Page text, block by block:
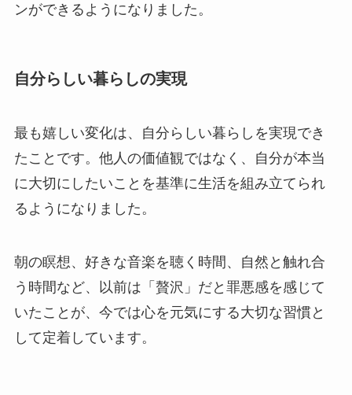
ンができるようになりました。
自分らしい暮らしの実現
最も嬉しい変化は、自分らしい暮らしを実現でき
たことです。他人の価値観ではなく、自分が本当
に大切にしたいことを基準に生活を組み立てられ
るようになりました。
朝の瞑想、好きな音楽を聴く時間、自然と触れ合
う時間など、以前は「贅沢」だと罪悪感を感じて
いたことが、今では心を元気にする大切な習慣と
して定着しています。